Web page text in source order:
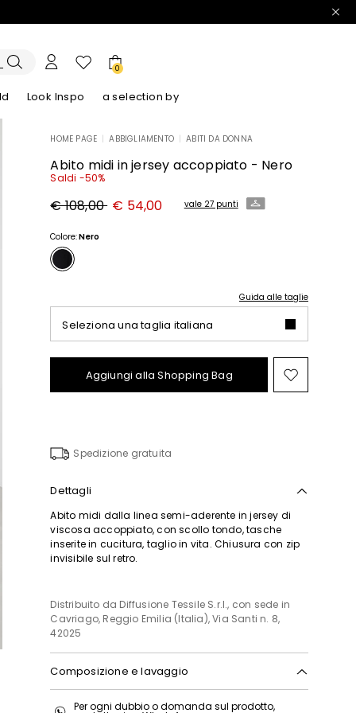
0
Look Inspo a selection by
Scopri i nostri AbitiScopri i nostri Sandali
HOME PAGE ABBIGLIAMENTO ABITI DA DONNA
Abito midi in jersey accoppiato - Nero
Saldi -50%
Prezzo
originale
108,00
€ 108,00 Nuovo
prezzo
€ 54,00 vale 27 punti
Colore:Nero
Guida alle taglie
Seleziona una taglia italiana
Aggiungi alla Shopping Bag Sposta
nella
Spedizione gratuita
Dettagli
Abito midi dalla linea semi-aderente in jersey di
viscosa accoppiato, con scollo tondo, tasche
inserite in cucitura, taglio in vita. Chiusura con zip
invisibile sul retro.
Distribuito da Diffusione Tessile S.r.l., con sede in
Cavriago, Reggio Emilia (Italia), Via Santi n. 8,
42025
Composizione e lavaggio
candeggiare; non asciugare in tamburo;
Per ogni dubbio o domanda sul prodotto,